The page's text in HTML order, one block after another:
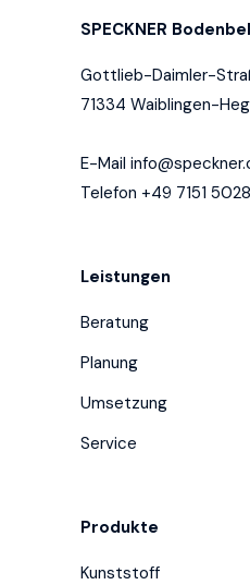
SPECKNER
Gottlieb-Daimler-
71334 Waiblingen-
E-Mail
Telefon +49 7151
Leistungen
Beratung
Planung
Umsetzung
Service
Produkte
Kunststoff